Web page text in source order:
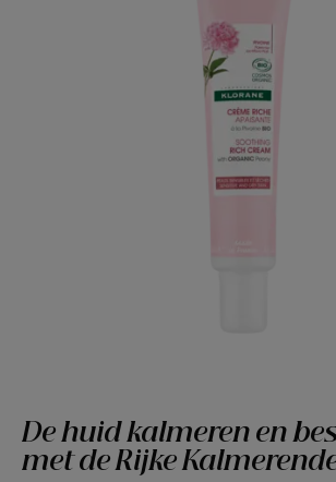
De huid kalmeren en
met de Rijke